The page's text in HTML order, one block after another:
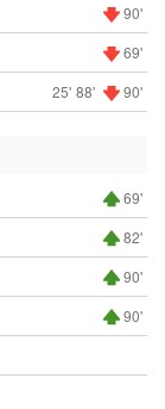
90'
69'
25' 88' 90'
69'
82'
90'
90'